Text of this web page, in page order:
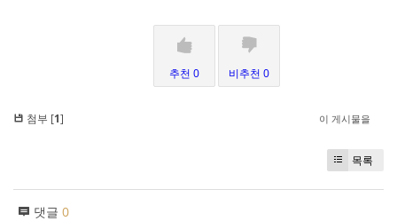
추천 0 비추천 0
첨부 [1] 이 게시물을
목록
댓글 0